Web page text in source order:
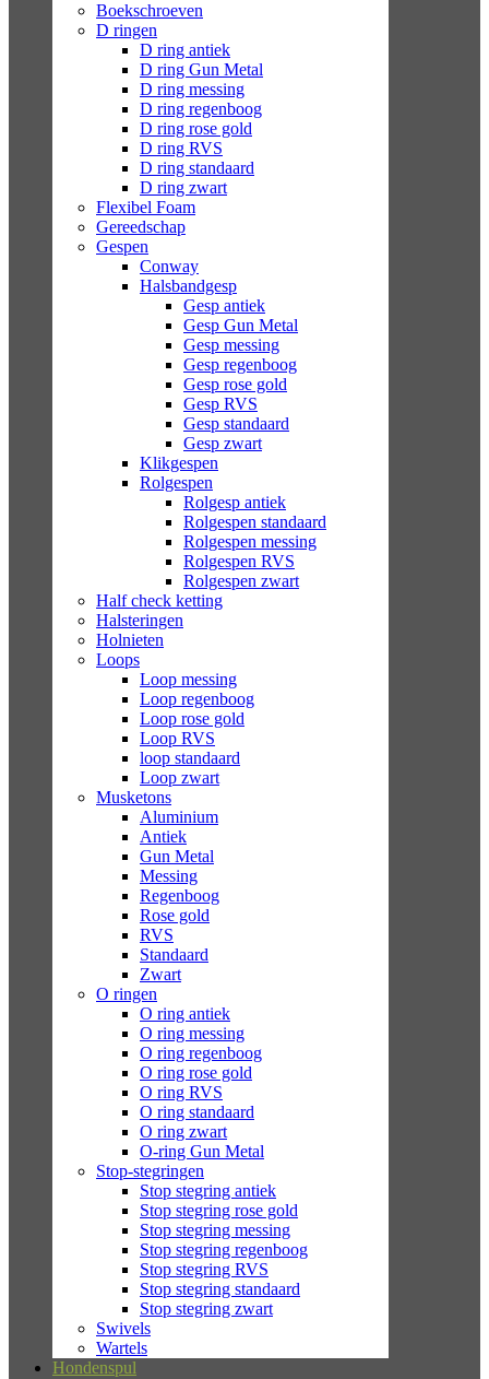
Boekschroeven
D ringen
D ring antiek
D ring Gun Metal
D ring messing
D ring regenboog
D ring rose gold
D ring RVS
D ring standaard
D ring zwart
Flexibel Foam
Gereedschap
Gespen
Conway
Halsbandgesp
Gesp antiek
Gesp Gun Metal
Gesp messing
Gesp regenboog
Gesp rose gold
Gesp RVS
Gesp standaard
Gesp zwart
Klikgespen
Rolgespen
Rolgesp antiek
Rolgespen standaard
Rolgespen messing
Rolgespen RVS
Rolgespen zwart
Half check ketting
Halsteringen
Holnieten
Loops
Loop messing
Loop regenboog
Loop rose gold
Loop RVS
loop standaard
Loop zwart
Musketons
Aluminium
Antiek
Gun Metal
Messing
Regenboog
Rose gold
RVS
Standaard
Zwart
O ringen
O ring antiek
O ring messing
O ring regenboog
O ring rose gold
O ring RVS
O ring standaard
O ring zwart
O-ring Gun Metal
Stop-stegringen
Stop stegring antiek
Stop stegring rose gold
Stop stegring messing
Stop stegring regenboog
Stop stegring RVS
Stop stegring standaard
Stop stegring zwart
Swivels
Wartels
Hondenspul